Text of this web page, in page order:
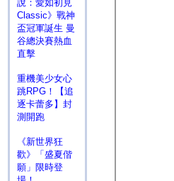
說：愛如初見
Classic》戰神
盃冠軍誕生 曼
谷總決賽熱血
直擊
重機美少女心
跳RPG！【追
逐卡蕾多】封
測開跑
《新世界狂
歡》「盛夏偕
願」限時登